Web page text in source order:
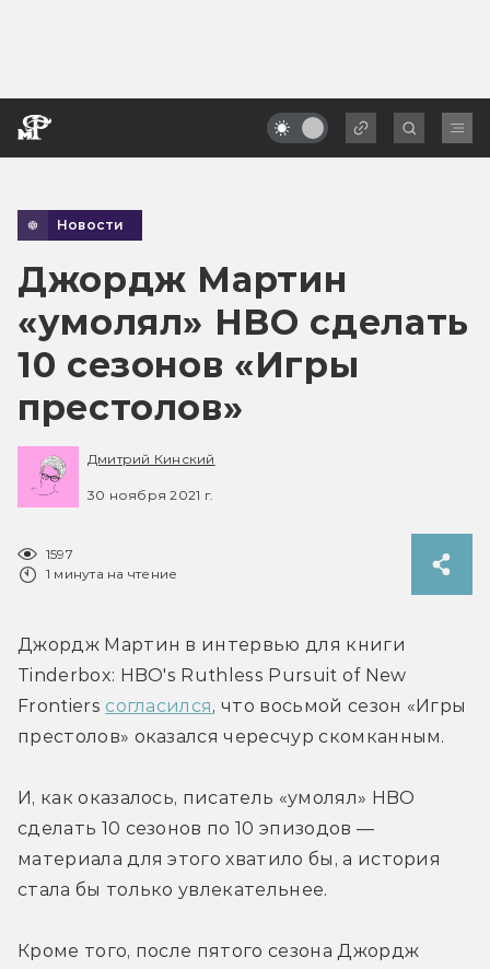
Новости
Джордж Мартин
«умолял» HBO сделать
10 сезонов «Игры
престолов»
Дмитрий Кинский
30 ноября 2021 г.
1597
1 минута на чтение
Джордж Мартин в интервью для книги
Tinderbox: HBO's Ruthless Pursuit of New
Frontiers согласился, что восьмой сезон «Игры
престолов» оказался чересчур скомканным.
И, как оказалось, писатель «умолял» HBO
сделать 10 сезонов по 10 эпизодов —
материала для этого хватило бы, а история
стала бы только увлекательнее.
Кроме того, после пятого сезона Джордж